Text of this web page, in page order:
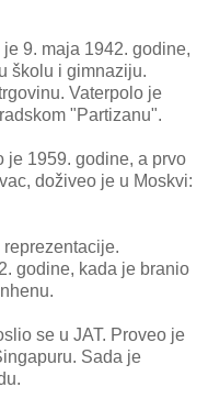
9. maja 1942. godine,
školu i gimnaziju.
Vaterpolo je
"Partizanu".
je 1959. godine, a prvo
doživeo je u Moskvi:
godine, kada je branio
se u JAT. Proveo je
Sada je